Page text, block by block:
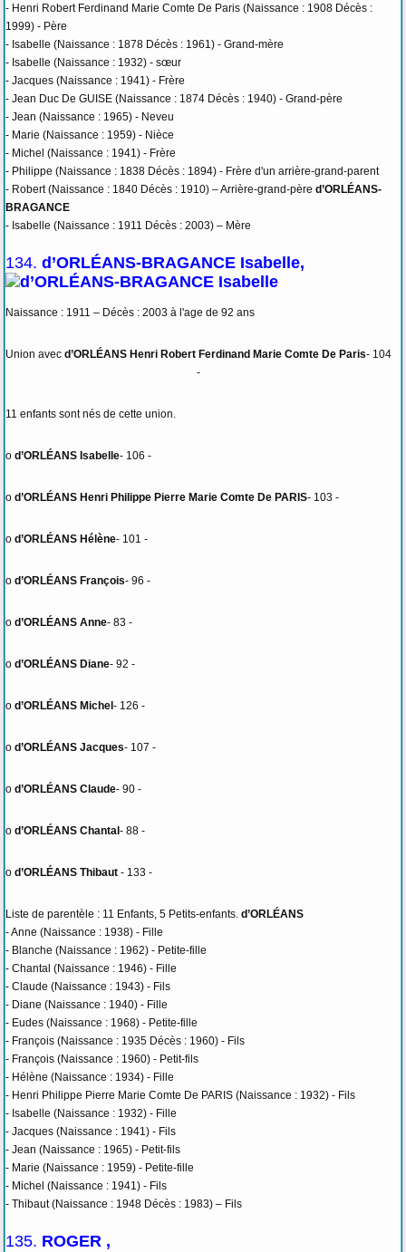
- Henri Robert Ferdinand Marie Comte De Paris (Naissance : 1908 Décès :
1999) - Père
- Isabelle (Naissance : 1878 Décès : 1961) - Grand-mère
- Isabelle (Naissance : 1932) - sœur
- Jacques (Naissance : 1941) - Frère
- Jean Duc De GUISE (Naissance : 1874 Décès : 1940) - Grand-père
- Jean (Naissance : 1965) - Neveu
- Marie (Naissance : 1959) - Nièce
- Michel (Naissance : 1941) - Frère
- Philippe (Naissance : 1838 Décès : 1894) - Frère d'un arrière-grand-parent
- Robert (Naissance : 1840 Décès : 1910) – Arrière-grand-père d’ORLÉANS-
BRAGANCE
- Isabelle (Naissance : 1911 Décès : 2003) – Mère
134. d’ORLÉANS-BRAGANCE Isabelle,
Naissance : 1911 – Décès : 2003 à l'age de 92 ans
Union avec d’ORLÉANS Henri Robert Ferdinand Marie Comte De Paris- 104
-
11 enfants sont nés de cette union.
o d’ORLÉANS Isabelle- 106 -
o d’ORLÉANS Henri Philippe Pierre Marie Comte De PARIS- 103 -
o d’ORLÉANS Hélène- 101 -
o d’ORLÉANS François- 96 -
o d’ORLÉANS Anne- 83 -
o d’ORLÉANS Diane- 92 -
o d’ORLÉANS Michel - 126 -
o d’ORLÉANS Jacques- 107 -
o d’ORLÉANS Claude- 90 -
o d’ORLÉANS Chantal - 88 -
o d’ORLÉANS Thibaut - 133 -
Liste de parentèle : 11 Enfants, 5 Petits-enfants. d’ORLÉANS
- Anne (Naissance : 1938) - Fille
- Blanche (Naissance : 1962) - Petite-fille
- Chantal (Naissance : 1946) - Fille
- Claude (Naissance : 1943) - Fils
- Diane (Naissance : 1940) - Fille
- Eudes (Naissance : 1968) - Petite-fille
- François (Naissance : 1935 Décès : 1960) - Fils
- François (Naissance : 1960) - Petit-fils
- Hélène (Naissance : 1934) - Fille
- Henri Philippe Pierre Marie Comte De PARIS (Naissance : 1932) - Fils
- Isabelle (Naissance : 1932) - Fille
- Jacques (Naissance : 1941) - Fils
- Jean (Naissance : 1965) - Petit-fils
- Marie (Naissance : 1959) - Petite-fille
- Michel (Naissance : 1941) - Fils
- Thibaut (Naissance : 1948 Décès : 1983) – Fils
135. ROGER ,